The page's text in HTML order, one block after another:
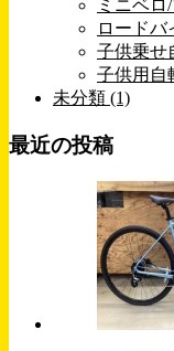
ミニベロ
ロードバ
子供乗せ
子供用自
未分類 (1)
最近の投稿